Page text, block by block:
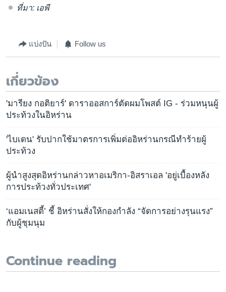
ที่มา: เอพี
แบ่งปัน Follow us
เกี่ยวข้อง
'มารียง กอติยาร์' ดาราออสการ์ตัดผมโพสต์ IG - ร่วมหนุนผู้
ประท้วงในอิหร่าน
'ไบเดน' รับปากใช้มาตรการเพิ่มต่ออิหร่านกรณีทำร้ายผู้
ประท้วง
ผู้นำสูงสุดอิหร่านกล่าวหาอเมริกา-อิสราเอล 'อยู่เบื้องหลัง
การประท้วงทั่วประเทศ'
‘แอมเนสตี้’ ชี้ อิหร่านสั่งให้กองกำลัง “จัดการอย่างรุนแรง”
กับผู้ชุมนุม
Continue reading